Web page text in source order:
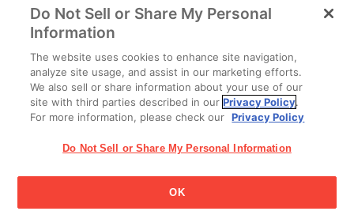
京都市左京区山端壱町田町１４-１
このページの店舗から 1.4 km
ルート
を見る
国際会館駅 京都市営地下鉄烏丸線
京都市左京区岩倉大鷺町
このページの店舗から 1.6 km
江崎グリコ株式会社 Copyright © 2025 Ezaki Glico Co., Ltd.
Do Not Sell or Share My Personal
Information
The website uses cookies to enhance site navigation,
analyze site usage, and assist in our marketing efforts.
We also sell or share information about your use of our
site with third parties described in ourPrivacy Policy.
For more information, please check our Privacy Policy
Do Not Sell or Share My Personal Information
OK